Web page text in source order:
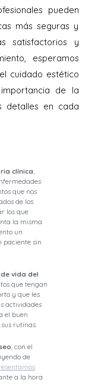
pueden
más seguras y
satisfactorios y
esperamos
cuidado estético
de la
detalles en cada
clínica
que nos
de los
los que
la misma
un
paciente sin
vida del
que tengan
y que les
actividades
el buen
rutinas.
; con el
de
a la hora